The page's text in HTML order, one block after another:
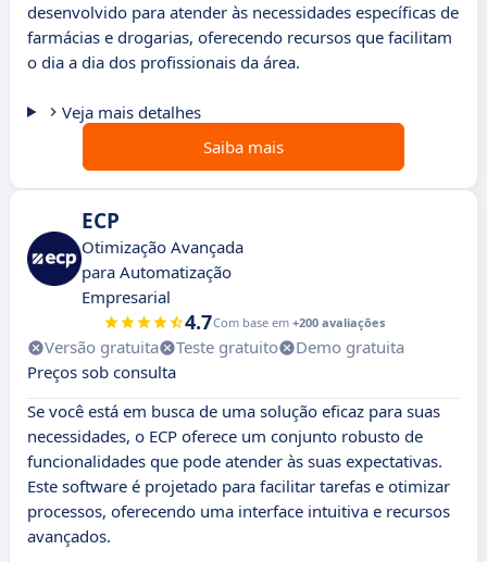
desenvolvido para atender às necessidades específicas de
farmácias e drogarias, oferecendo recursos que facilitam
o dia a dia dos profissionais da área.
Veja mais detalhes
Saiba mais
ECP
Otimização Avançada
para Automatização
Empresarial
4.7Com base em +200 avaliações
Versão gratuita Teste gratuito
Demo gratuita
Preços sob consulta
Se você está em busca de uma solução eficaz para suas
necessidades, o ECP oferece um conjunto robusto de
funcionalidades que pode atender às suas expectativas.
Este software é projetado para facilitar tarefas e otimizar
processos, oferecendo uma interface intuitiva e recursos
avançados.